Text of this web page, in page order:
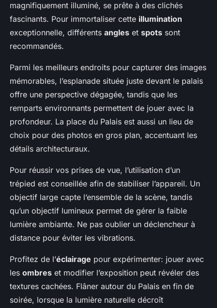
magnifiquement illuminé, se prête à des clichés
fascinants. Pour immortaliser cette illumination
exceptionnelle, différents angles et spots sont
recommandés.
Parmi les meilleurs endroits pour capturer des images
mémorables, l’esplanade située juste devant le palais
offre une perspective dégagée, tandis que les
remparts environnants permettent de jouer avec la
profondeur. La place du Palais est aussi un lieu de
choix pour des photos en gros plan, accentuant les
détails architecturaux.
Pour réussir vos prises de vue, l’utilisation d’un
trépied est conseillée afin de stabiliser l’appareil. Un
objectif large capte l’ensemble de la scène, tandis
qu’un objectif lumineux permet de gérer la faible
lumière ambiante. Ne pas oublier un déclencheur à
distance pour éviter les vibrations.
Profitez de l’éclairage pour expérimenter: jouer avec
les ombres et modifier l’exposition peut révéler des
textures cachées. Flâner autour du Palais en fin de
soirée, lorsque la lumière naturelle décroît